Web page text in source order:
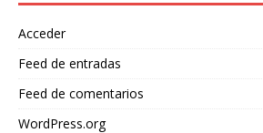
Acceder
Feed de entradas
Feed de comentarios
WordPress.org